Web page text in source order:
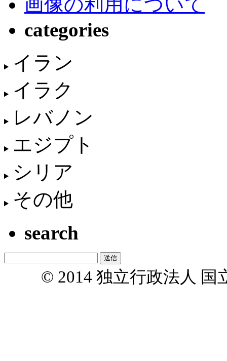
画像の利用について
categories
イラン
イラク
レバノン
エジプト
シリア
その他
search
© 2014 独立行政法人 国